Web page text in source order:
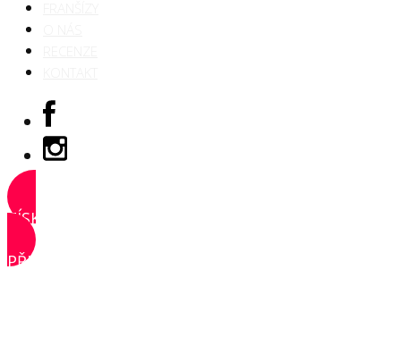
ZÍSKAT PŘÍSTUP
PŘIHLÁSIT SE